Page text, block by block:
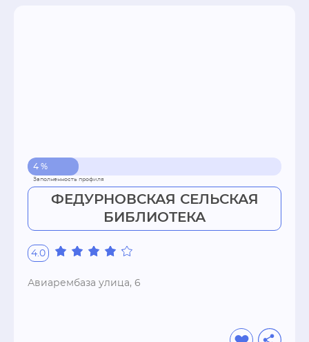
4 %
ФЕДУРНОВСКАЯ СЕЛЬСКАЯ
БИБЛИОТЕКА
4.0
Авиарембаза улица, 6